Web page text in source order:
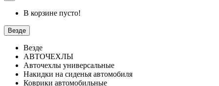
В корзине пусто!
Везде
Везде
АВТОЧЕХЛЫ
Авточехлы универсальные
Накидки на сиденья автомобиля
Коврики автомобильные